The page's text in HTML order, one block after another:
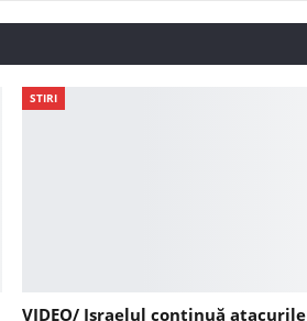
STIRI
VIDEO/ Israelul continuă atacurile